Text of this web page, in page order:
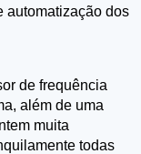
automatização dos
de frequência
além de uma
muita
todas